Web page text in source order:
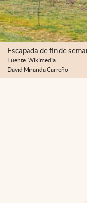
Escapada de fin de
Fuente: Wikimedia
David Miranda Carreño